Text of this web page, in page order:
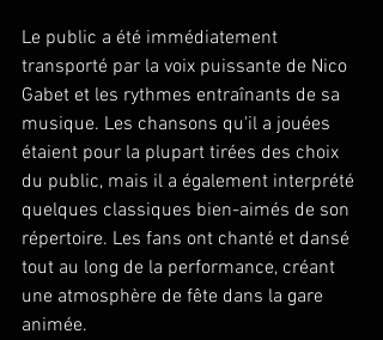
Le public a été immédiatement
transporté par la voix puissante de Nico
Gabet et les rythmes entraînants de sa
musique. Les chansons qu'il a jouées
étaient pour la plupart tirées des choix
du public, mais il a également interprété
quelques classiques bien-aimés de son
répertoire. Les fans ont chanté et dansé
tout au long de la performance, créant
une atmosphère de fête dans la gare
animée.